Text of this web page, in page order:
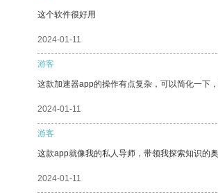
这个软件很好用
2024-01-11
游客
这款加速器app的操作有点复杂，可以简化一下
2024-01-11
游客
这款app就像我的私人导师，带领我探索知识的奥
2024-01-11